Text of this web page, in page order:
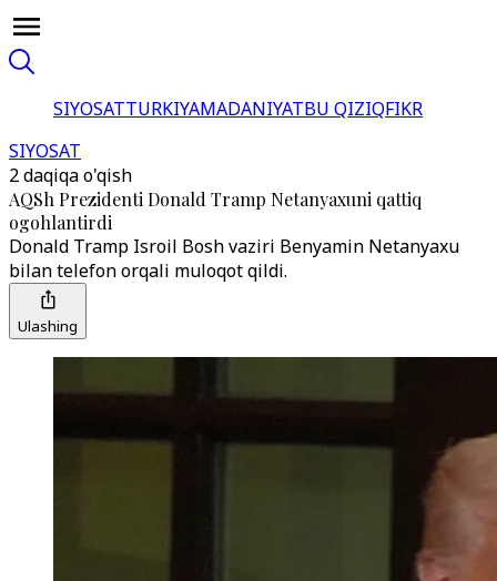
SIYOSATTURKIYAMADANIYATBU QIZIQFIKR
SIYOSAT
2 daqiqa o'qish
AQSh Prezidenti Donald Tramp Netanyaxuni qattiq
ogohlantirdi
Donald Tramp Isroil Bosh vaziri Benyamin Netanyaxu
bilan telefon orqali muloqot qildi.
Ulashing